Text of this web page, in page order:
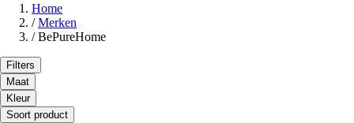
Home
/ Merken
/ BePureHome
Filters
Maat
Kleur
Soort product